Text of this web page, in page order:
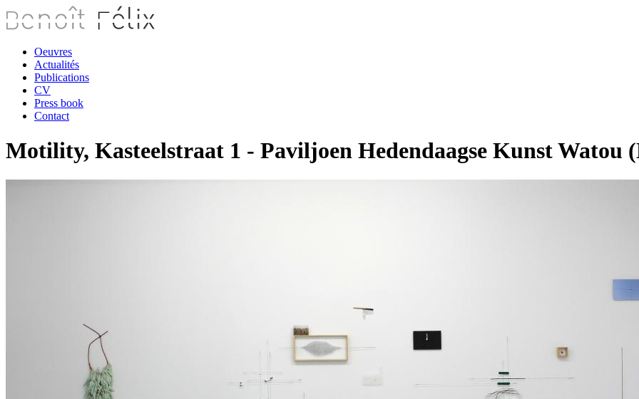
Oeuvres
Actualités
Publications
CV
Press book
Contact
Motility, Kasteelstraat 1 - Paviljoen Hedendaagse Kunst Watou